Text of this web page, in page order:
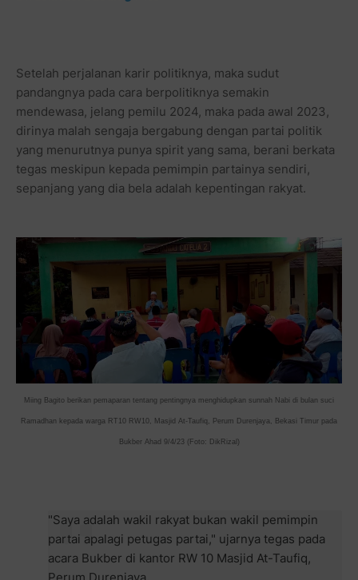
Setelah perjalanan karir politiknya, maka sudut
pandangnya pada cara berpolitiknya semakin
mendewasa, jelang pemilu 2024, maka pada awal 2023,
dirinya malah sengaja bergabung dengan partai politik
yang menurutnya punya spirit yang sama, berani berkata
tegas meskipun kepada pemimpin partainya sendiri,
sepanjang yang dia bela adalah kepentingan rakyat.
Miing Bagito berikan pemaparan tentang pentingnya menghidupkan sunnah Nabi di bulan suci
Ramadhan kepada warga RT10 RW10, Masjid At-Taufiq, Perum Durenjaya, Bekasi Timur pada
Bukber Ahad 9/4/23 (Foto: DikRizal)
"Saya adalah wakil rakyat bukan wakil pemimpin
partai apalagi petugas partai," ujarnya tegas pada
acara Bukber di kantor RW 10 Masjid At-Taufiq,